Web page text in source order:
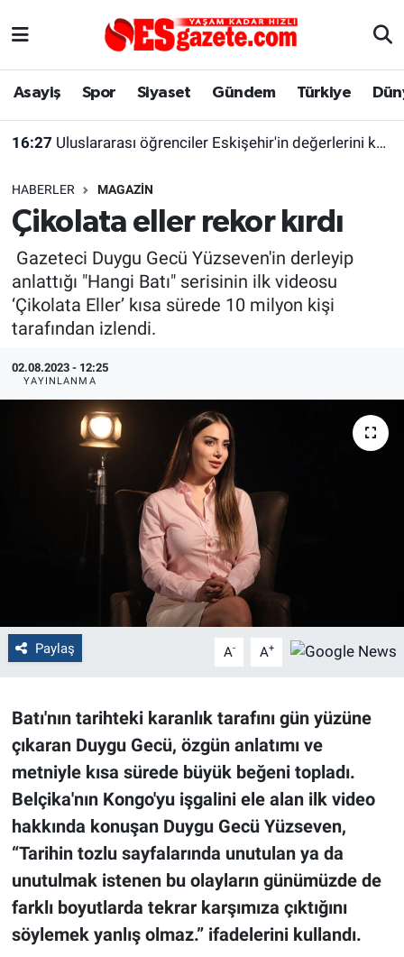
Asayiş Spor Siyaset Gündem Türkiye
16:27 Uluslararası öğrenciler Eskişehir'in değerlerini keşfetti
HABERLER MAGAZIN
Çikolata eller rekor kırdı
Gazeteci Duygu Gecü Yüzseven'in derleyip
anlattığı "Hangi Batı" serisinin ilk videosu
‘Çikolata Eller’ kısa sürede 10 milyon kişi
tarafından izlendi.
02.08.2023 - 12:25
YAYINLANMA
Paylaş A- A+
Batı'nın tarihteki karanlık tarafını gün yüzüne
çıkaran Duygu Gecü, özgün anlatımı ve
metniyle kısa sürede büyük beğeni topladı.
Belçika'nın Kongo'yu işgalini ele alan ilk video
hakkında konuşan Duygu Gecü Yüzseven,
“Tarihin tozlu sayfalarında unutulan ya da
unutulmak istenen bu olayların günümüzde de
farklı boyutlarda tekrar karşımıza çıktığını
söylemek yanlış olmaz.” ifadelerini kullandı.
Asayiş
Gündem
Türkiye
Dünya
Yaşam
Eskişehirspor Arşivi
Eskişehir Arşivi
Röportaj
Politika
Bilecik
Kütahya
Çevre
Yerel
Magazin
Bilim ve Teknoloji
Eskişehir Nöbetçi Eczaneler
Süper Lig Puan Durumu ve Fikstür
Tüm Manşetler
Son Dakika Haberleri